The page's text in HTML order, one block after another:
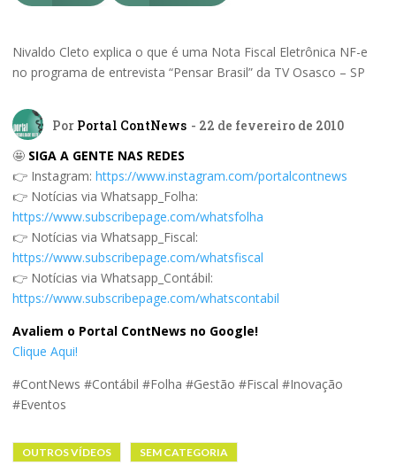
Nivaldo Cleto explica o que é uma Nota Fiscal Eletrônica NF-e
no programa de entrevista “Pensar Brasil” da TV Osasco – SP
Por Portal ContNews - 22 de fevereiro de 2010
🤩 SIGA A GENTE NAS REDES
👉 Instagram: https://www.instagram.com/portalcontnews
👉 Notícias via Whatsapp_Folha:
https://www.subscribepage.com/whatsfolha
👉 Notícias via Whatsapp_Fiscal:
https://www.subscribepage.com/whatsfiscal
👉 Notícias via Whatsapp_Contábil:
https://www.subscribepage.com/whatscontabil
Avaliem o Portal ContNews no Google!
Clique Aqui!
#ContNews #Contábil #Folha #Gestão #Fiscal #Inovação
#Eventos
OUTROS VÍDEOS SEM CATEGORIA